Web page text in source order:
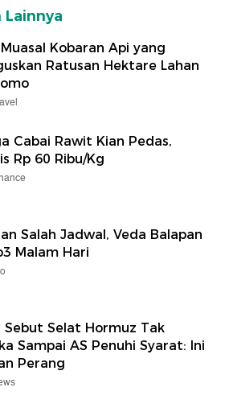
Kobaran Api yang
Ratusan Hektare Lahan
Cabai Rawit Kian Pedas,
Rp 60 Ribu/Kg
Salah Jadwal, Veda Balapan
Malam Hari
Sebut Selat Hormuz Tak
Sampai AS Penuhi Syarat: Ini
Perang